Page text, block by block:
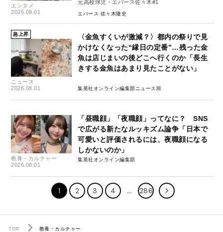
エンタメ
2026.08.01
元高校球児・エバース佐々木#1
エバース 佐々木隆史
急上昇
ニュース
2026.08.01
〈金魚すくいが激減？〉都内の祭りで見
かけなくなった“縁日の定番”…残った金
魚は店じまいの後どこへ行くのか「長生
きする金魚はあまり見たことがない」
集英社オンライン編集部ニュース班
教養・カルチャー
2026.08.01
「昼職顔」「夜職顔」ってなに？ SNS
で広がる新たなルッキズム論争「日本で
可愛いと評価されるには、夜職顔になる
しかないのか」
集英社オンライン編集部
1 2 3 4 286
TOP 教養・カルチャー